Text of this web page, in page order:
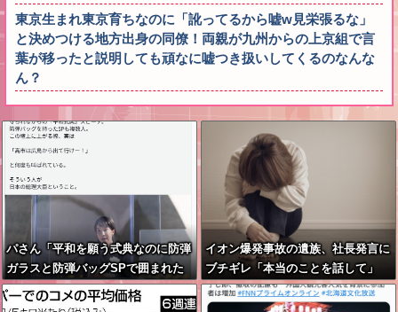
東京生まれ東京育ちなのに「訛ってるから嘘w見栄張るな」
と決めつける地方出身の同僚！両親が九州からの上京組で言
葉が移ったと説明しても頑なに嘘つき扱いしてくるのなんな
ん？
パさん「平和を願う式典なのに防弾
ガラスと防弾バッグSPで囲まれた
壇上でスピーチする人が総理大臣」
イオン爆発事故の遺族、社長発言に
ブチギレ「本当のことを話して」